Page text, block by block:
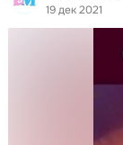
19 дек 2021